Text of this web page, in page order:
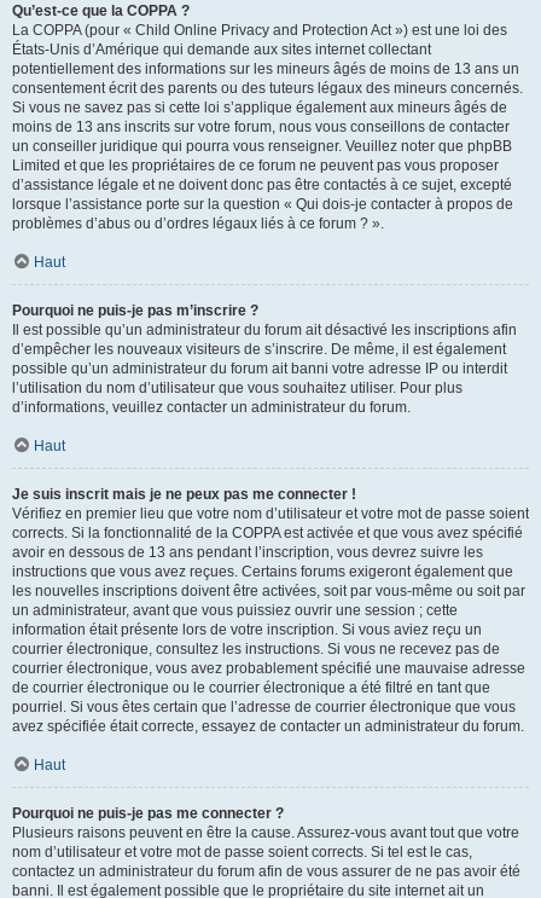
Qu’est-ce que la COPPA ?
La COPPA (pour « Child Online Privacy and Protection Act ») est une loi des
États-Unis d’Amérique qui demande aux sites internet collectant
potentiellement des informations sur les mineurs âgés de moins de 13 ans un
consentement écrit des parents ou des tuteurs légaux des mineurs concernés.
Si vous ne savez pas si cette loi s’applique également aux mineurs âgés de
moins de 13 ans inscrits sur votre forum, nous vous conseillons de contacter
un conseiller juridique qui pourra vous renseigner. Veuillez noter que phpBB
Limited et que les propriétaires de ce forum ne peuvent pas vous proposer
d’assistance légale et ne doivent donc pas être contactés à ce sujet, excepté
lorsque l’assistance porte sur la question « Qui dois-je contacter à propos de
problèmes d’abus ou d’ordres légaux liés à ce forum ? ».
Haut
Pourquoi ne puis-je pas m’inscrire ?
Il est possible qu’un administrateur du forum ait désactivé les inscriptions afin
d’empêcher les nouveaux visiteurs de s’inscrire. De même, il est également
possible qu’un administrateur du forum ait banni votre adresse IP ou interdit
l’utilisation du nom d’utilisateur que vous souhaitez utiliser. Pour plus
d’informations, veuillez contacter un administrateur du forum.
Haut
Je suis inscrit mais je ne peux pas me connecter !
Vérifiez en premier lieu que votre nom d’utilisateur et votre mot de passe soient
corrects. Si la fonctionnalité de la COPPA est activée et que vous avez spécifié
avoir en dessous de 13 ans pendant l’inscription, vous devrez suivre les
instructions que vous avez reçues. Certains forums exigeront également que
les nouvelles inscriptions doivent être activées, soit par vous-même ou soit par
un administrateur, avant que vous puissiez ouvrir une session ; cette
information était présente lors de votre inscription. Si vous aviez reçu un
courrier électronique, consultez les instructions. Si vous ne recevez pas de
courrier électronique, vous avez probablement spécifié une mauvaise adresse
de courrier électronique ou le courrier électronique a été filtré en tant que
pourriel. Si vous êtes certain que l’adresse de courrier électronique que vous
avez spécifiée était correcte, essayez de contacter un administrateur du forum.
Haut
Pourquoi ne puis-je pas me connecter ?
Plusieurs raisons peuvent en être la cause. Assurez-vous avant tout que votre
nom d’utilisateur et votre mot de passe soient corrects. Si tel est le cas,
contactez un administrateur du forum afin de vous assurer de ne pas avoir été
banni. Il est également possible que le propriétaire du site internet ait un